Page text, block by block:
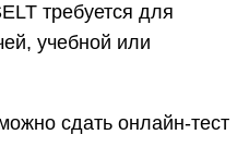
требуется для
учебной или
сдать онлайн-тест